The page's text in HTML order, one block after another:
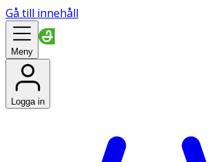
Gå till innehåll
Meny
Logga in